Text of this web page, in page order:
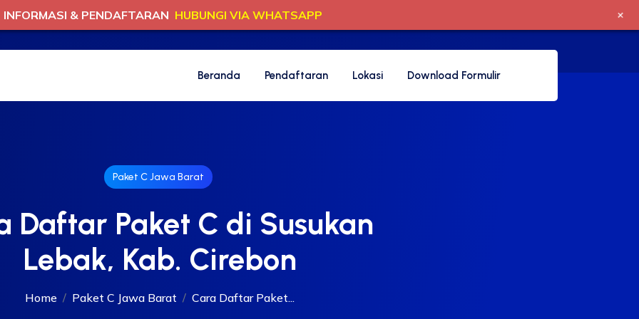
Beranda Pendaftaran Lokasi Download Formulir
Paket C Jawa Barat
Daftar Paket C di Susukan
Lebak, Kab. Cirebon
Home Paket C Jawa Barat Cara Daftar Paket...
INFORMASI & PENDAFTARAN HUBUNGI VIA WHATSAPP +